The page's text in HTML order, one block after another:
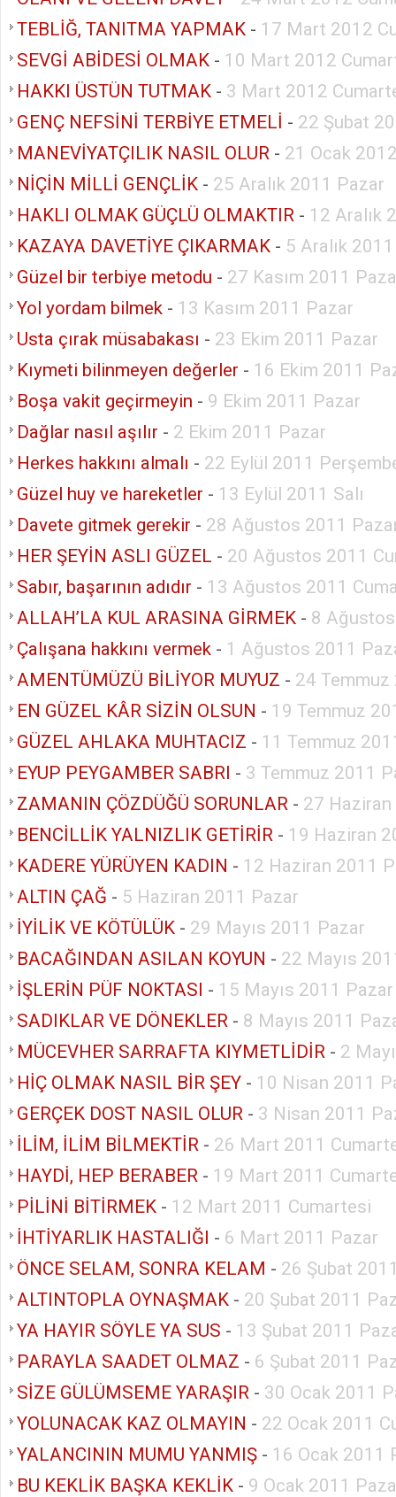
TEBLİĞ, TANITMA YAPMAK - 17 Mart 2012
SEVGİ ABİDESİ OLMAK - 10 Mart 2012
HAKKI ÜSTÜN TUTMAK - 3 Mart 2012
GENÇ NEFSİNİ TERBİYE ETMELİ - 22 Şubat
MANEVİYATÇILIK NASIL OLUR - 21 Ocak
NİÇİN MİLLİ GENÇLİK - 25 Aralık 2011 Pazar
HAKLI OLMAK GÜÇLÜ OLMAKTIR - 12 Aralık
KAZAYA DAVETİYE ÇIKARMAK - 5 Aralık
Güzel bir terbiye metodu - 27 Kasım 2011
Yol yordam bilmek - 13 Kasım 2011 Pazar
Usta çırak müsabakası - 23 Ekim 2011 Pazar
Kıymeti bilinmeyen değerler - 16 Ekim 2011
Boşa vakit geçirmeyin - 9 Ekim 2011 Pazar
Dağlar nasıl aşılır - 2 Ekim 2011 Pazar
Herkes hakkını almalı - 22 Eylül 2011
Güzel huy ve hareketler - 13 Eylül 2011 Salı
Davete gitmek gerekir - 28 Ağustos 2011
HER ŞEYİN ASLI GÜZEL - 20 Ağustos 2011
Sabır, başarının adıdır - 13 Ağustos 2011
ALLAH’LA KUL ARASINA GİRMEK - 8
Çalışana hakkını vermek - 1 Ağustos 2011
AMENTÜMÜZÜ BİLİYOR MUYUZ - 24
EN GÜZEL KÂR SİZİN OLSUN - 19 Temmuz
GÜZEL AHLAKA MUHTACIZ - 11 Temmuz
EYUP PEYGAMBER SABRI - 3 Temmuz 2011
ZAMANIN ÇÖZDÜĞÜ SORUNLAR - 27
BENCİLLİK YALNIZLIK GETİRİR - 19 Haziran
KADERE YÜRÜYEN KADIN - 12 Haziran 2011
ALTIN ÇAĞ - 5 Haziran 2011 Pazar
İYİLİK VE KÖTÜLÜK - 29 Mayıs 2011 Pazar
BACAĞINDAN ASILAN KOYUN - 22 Mayıs
İŞLERİN PÜF NOKTASI - 15 Mayıs 2011 Pazar
SADIKLAR VE DÖNEKLER - 8 Mayıs 2011
MÜCEVHER SARRAFTA KIYMETLİDİR - 2
HİÇ OLMAK NASIL BİR ŞEY - 10 Nisan 2011
GERÇEK DOST NASIL OLUR - 3 Nisan 2011
İLİM, İLİM BİLMEKTİR - 26 Mart 2011
HAYDİ, HEP BERABER - 19 Mart 2011
PİLİNİ BİTİRMEK - 12 Mart 2011 Cumartesi
İHTİYARLIK HASTALIĞI - 6 Mart 2011 Pazar
ÖNCE SELAM, SONRA KELAM - 26 Şubat
ALTINTOPLA OYNAŞMAK - 20 Şubat 2011
YA HAYIR SÖYLE YA SUS - 13 Şubat 2011
PARAYLA SAADET OLMAZ - 6 Şubat 2011
SİZE GÜLÜMSEME YARAŞIR - 30 Ocak 2011
YOLUNACAK KAZ OLMAYIN - 22 Ocak 2011
YALANCININ MUMU YANMIŞ - 16 Ocak 2011
BU KEKLİK BAŞKA KEKLİK - 9 Ocak 2011